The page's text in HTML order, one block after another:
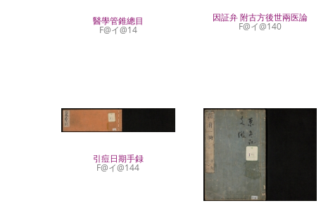
醫學管錐總目
F@イ@14
因証弁 附古方後世兩医論
F@イ@140
引痘日期手録
F@イ@144